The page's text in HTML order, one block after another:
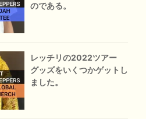
のである。
レッチリの2022ツアー
グッズをいくつかゲットし
ました。